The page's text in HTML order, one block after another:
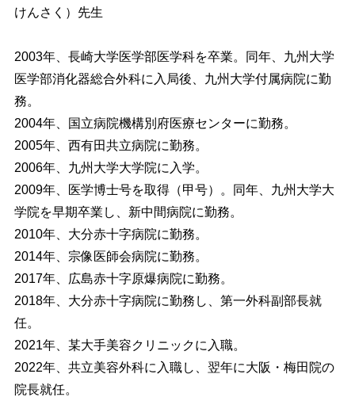
けんさく）先生
2003年、長崎大学医学部医学科を卒業。同年、九州大学
医学部消化器総合外科に入局後、九州大学付属病院に勤
務。
2004年、国立病院機構別府医療センターに勤務。
2005年、西有田共立病院に勤務。
2006年、九州大学大学院に入学。
2009年、医学博士号を取得（甲号）。同年、九州大学大
学院を早期卒業し、新中間病院に勤務。
2010年、大分赤十字病院に勤務。
2014年、宗像医師会病院に勤務。
2017年、広島赤十字原爆病院に勤務。
2018年、大分赤十字病院に勤務し、第一外科副部長就
任。
2021年、某大手美容クリニックに入職。
2022年、共立美容外科に入職し、翌年に大阪・梅田院の
院長就任。